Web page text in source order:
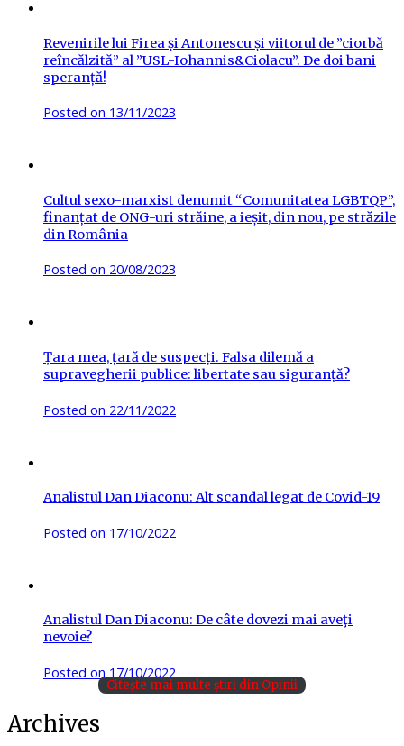
Revenirile lui Firea și Antonescu și viitorul de ”ciorbă
reîncălzită” al ”USL-Iohannis&Ciolacu”. De doi bani
speranță!
Posted on 13/11/2023
Cultul sexo-marxist denumit “Comunitatea LGBTQP”,
finanțat de ONG-uri străine, a ieșit, din nou, pe străzile
din România
Posted on 20/08/2023
Țara mea, țară de suspecți. Falsa dilemă a
supravegherii publice: libertate sau siguranță?
Posted on 22/11/2022
Analistul Dan Diaconu: Alt scandal legat de Covid-19
Posted on 17/10/2022
Analistul Dan Diaconu: De câte dovezi mai aveţi
nevoie?
Posted on 17/10/2022
Citește mai multe știri din Opinii
Archives